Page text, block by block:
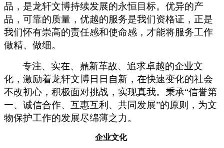
品 ，是龙轩文博持续发展的永恒目标。优异的产
品，可靠的质量，优越的服务是我们资格证 ， 正是
我们怀有崇高的责任感和使命感，才能将服务工作
做精、做细。
专注、实在、鼎新革故、 追求卓越的企业文
化，激励着龙轩文博日日自新，在快速变化的社会
不改初心，积极面对挑战，实现真我。秉承“信誉第
一、诚信合作、互惠互利、共同发展”的原则，为文
物保护工作的发展尽绵薄之力。
企业文化